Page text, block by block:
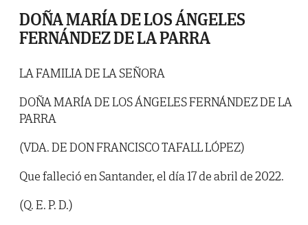
DOÑA MARÍA DE LOS ÁNGELES
FERNÁNDEZ DE LA PARRA
LA FAMILIA DE LA SEÑORA
DOÑA MARÍA DE LOS ÁNGELES FERNÁNDEZ DE LA
PARRA
(VDA. DE DON FRANCISCO TAFALL LÓPEZ)
Que falleció en Santander, el día 17 de abril de 2022.
(Q. E. P. D.)